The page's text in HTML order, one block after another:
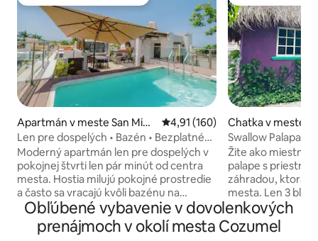
Apartmán v meste San Migu
el de Cozumel
Priemerné ohodnotenie 4,91 z
4,91 (160)
Len pre dospelých • Bazén • Bezplatné
bicykle • Ponuka potápania č. 1
Moderný apartmán len pre dospelých v
pokojnej štvrti len pár minút od centra
mesta. Hostia milujú pokojné prostredie
a často sa vracajú kvôli bazénu na
streche, priestoru na grilovanie a
každodennej upratovacej službe.
Prejdite sa po pobreží na bezplatných
Chatka v meste
de Cozumel
Swallow Palapa –
centrum
Žite ako miestni
palape s
záhradou, ktorá
mesta. Len 3
blízkosti trajektu
Ideálne pre páry,
člennú rodinu.
Obľúbené vybavenie v dovolenkových
prenájmoch v okolí mesta Cozumel